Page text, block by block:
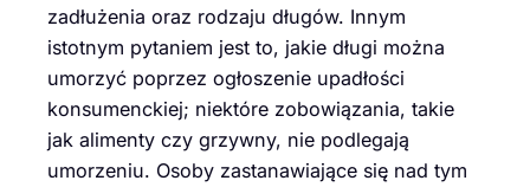
zadłużenia oraz rodzaju długów. Innym
istotnym pytaniem jest to, jakie długi można
umorzyć poprzez ogłoszenie upadłości
konsumenckiej; niektóre zobowiązania, takie
jak alimenty czy grzywny, nie podlegają
umorzeniu. Osoby zastanawiające się nad tym